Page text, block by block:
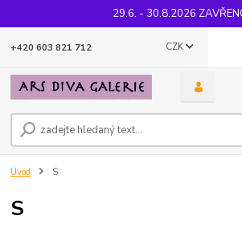
29.6. - 30.8.2026
CZK
+420 603 821 712
Úvod S
S